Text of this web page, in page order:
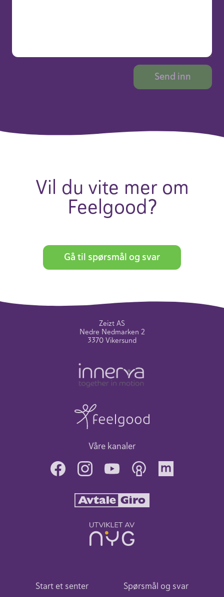
Vil du vite mer om
Feel­good?
Gå til spørsmål og svar
Zeizt AS
Nedre Nedmarken 2
3370 Vikersund
Våre kanaler
Start et senter Spørsmål og svar